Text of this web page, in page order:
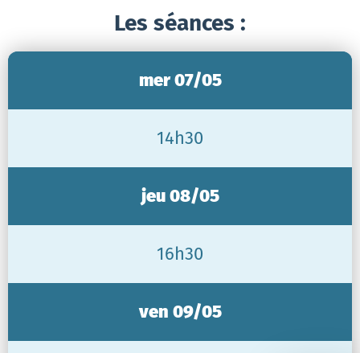
Les séances :
mer 07/05
14h30
jeu 08/05
16h30
ven 09/05